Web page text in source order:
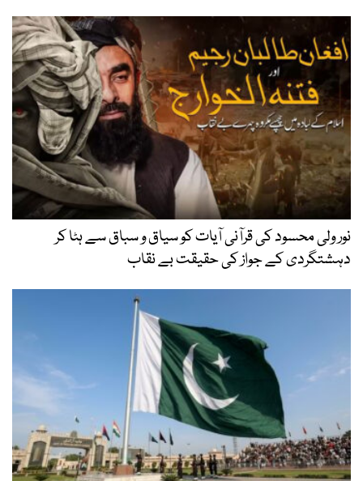
نور ولی محسود کی قرآنی آیات کو سیاق و سباق سے ہٹا کر
دہشتگردی کے جواز کی حقیقت بے نقاب